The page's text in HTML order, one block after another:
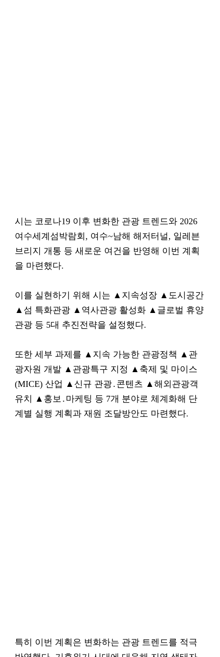
시는 코로나19 이후 변화한 관광 트렌드와 2026
여수세계섬박람회, 여수~남해 해저터널, 일레븐
브리지 개통 등 새로운 여건을 반영해 이번 계획
을 마련했다.
이를 실현하기 위해 시는 ▲지속성장 ▲도시공간
▲섬 특화관광 ▲역사관광 활성화 ▲글로벌 휴양
관광 등 5대 추진전략을 설정했다.
또한 세부 과제를 ▲지속 가능한 관광정책 ▲관
광자원 개발 ▲관광특구 지정 ▲축제 및 마이스
(MICE) 산업 ▲신규 관광․콘텐츠 ▲해외관광객
유치 ▲홍보․마케팅 등 7개 분야로 체계화해 단
계별 실행 계획과 재원 조달방안도 마련했다.
특히 이번 계획은 변화하는 관광 트렌드를 적극